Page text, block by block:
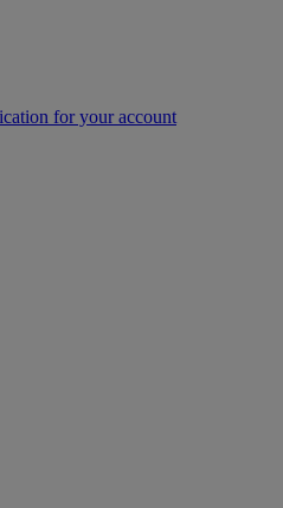
for your account